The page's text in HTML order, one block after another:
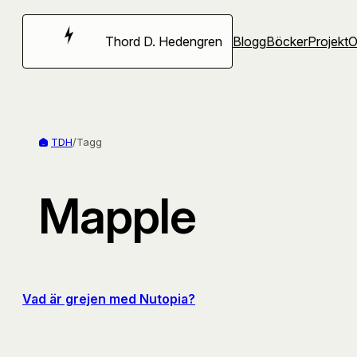
Hoppa
Thord D. Hedengren BloggBöckerProjekt
TDH/Tagg
Mapple
Vad är grejen med Nutopia?